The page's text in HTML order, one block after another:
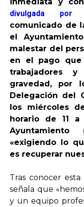
divulgada por
comunicado de
el
malestar del
en el pago
trabajadores
gravedad, por
Delegación del
los miércoles
horario de 11
«exigiendo lo
es recuperar
Tras conocer
señala que
y un equipo